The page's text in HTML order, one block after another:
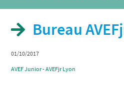
Bureau
01/10/2017
AVEF Junior - AVEFjr Lyon